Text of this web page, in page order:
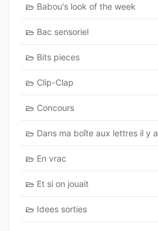
Babou's look of the week
Bac sensoriel
Bits pieces
Clip-Clap
Concours
Dans ma boîte aux lettres il y a
En vrac
Et si on jouait
Idees sorties